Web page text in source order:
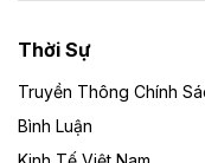
Dự án Nhà máy xử
Công ty TNHH
Thời Sự
Truyền Thông Chính
Bình Luận